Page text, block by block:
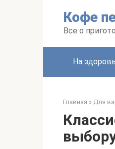
Кофе
Все о
На
Главная » Для